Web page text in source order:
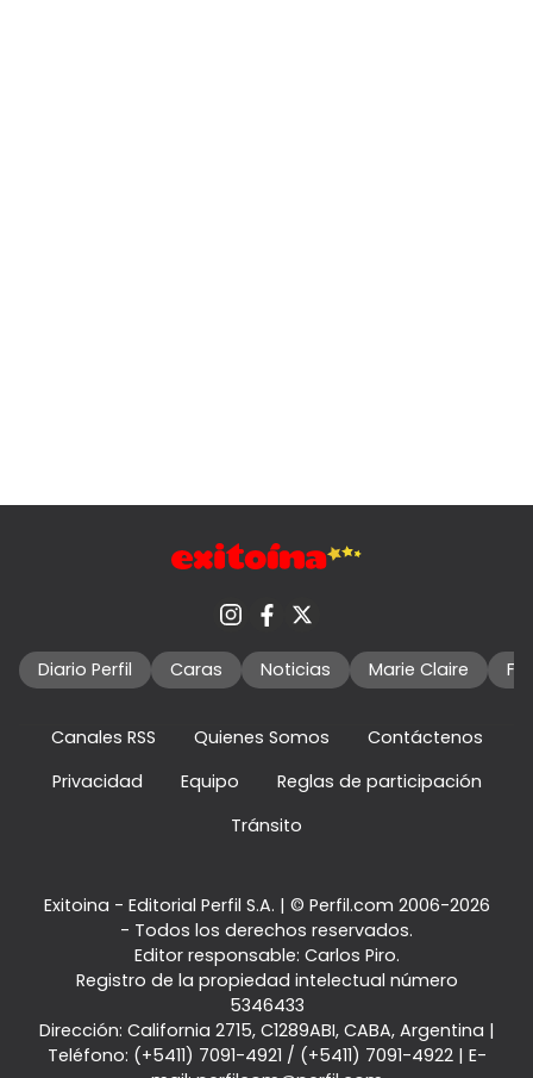
Diario Perfil Caras Noticias Marie Claire
Canales RSS Quienes Somos
Contáctenos
Privacidad
Equipo
Reglas de participación
Tránsito
Exitoina - Editorial Perfil S.A. | © Perfil.com 2006-2026
- Todos los derechos reservados.
Editor responsable: Carlos Piro.
Registro de la propiedad intelectual número
5346433
Dirección: California 2715, C1289ABI, CABA, Argentina |
Teléfono: (+5411) 7091-4921 / (+5411) 7091-4922| E-